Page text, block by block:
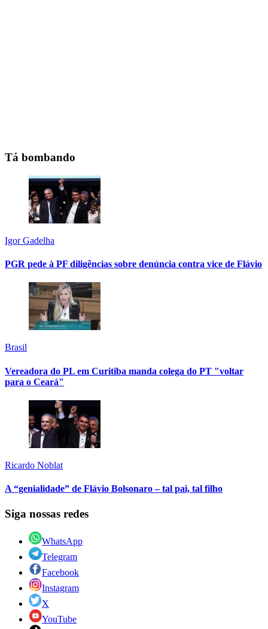
Tá bombando
Igor Gadelha
PGR pede à PF diligências sobre denúncia contra vice de Flávio
Brasil
Vereadora do PL em Curitiba manda colega do PT "voltar
para o Ceará"
Ricardo Noblat
A “genialidade” de Flávio Bolsonaro – tal pai, tal filho
Siga nossas redes
WhatsApp
Telegram
Facebook
Instagram
X
YouTube